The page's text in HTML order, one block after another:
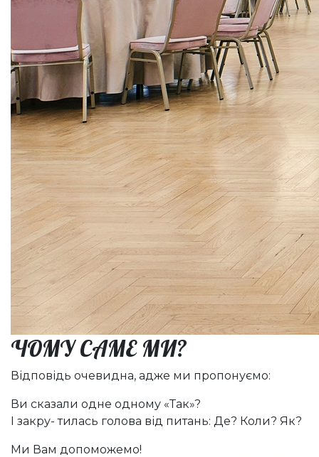
ЧОМУ САМЕ МИ?
Відповідь очевидна, адже ми пропонуємо:
Ви сказали одне одному «Так»?
І закру- тилась голова від питань: Де? Коли? Як?
Ми Вам допоможемо!